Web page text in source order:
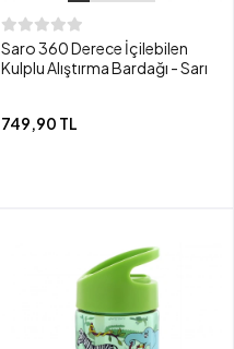
Saro 360 Derece İçilebilen
Kulplu Alıştırma Bardağı - Sarı
749,90 TL